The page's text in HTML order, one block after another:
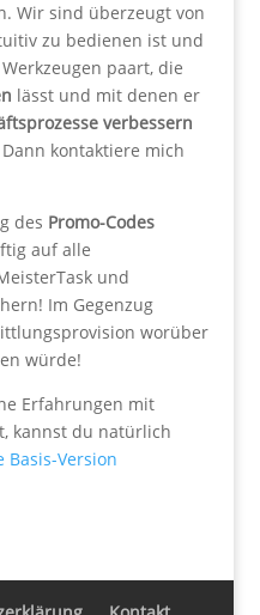
Wir sind überzeugt von
zu bedienen ist und
paart, die
lässt und mit denen er
verbessern
kontaktiere mich
des Promo-Codes
auf alle
und
Im Gegenzug
worüber
würde!
Erfahrungen mit
kannst du natürlich
Basis-Version